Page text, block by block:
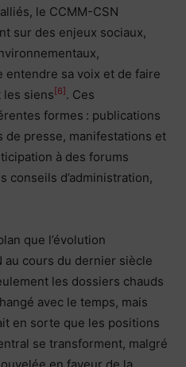
le CCMM-CSN
sur des enjeux sociaux,
entendre sa voix et de faire
les siens [6] . Ces
formes : publications
de presse, manifestations et
à des forums
conseils d’administration,
que l’évolution
au cours du dernier siècle
les dossiers chauds
avec le temps, mais
en sorte que les positions
se transforment, malgré